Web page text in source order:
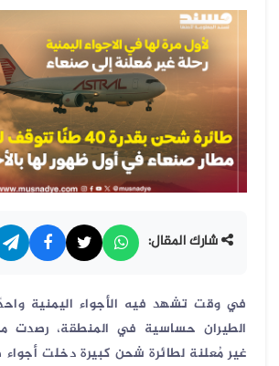
شارك المقال:
في وقت تشهد فيه الأجواء اليمنية
الطيران حساسية في المنطقة، رصدت
غير مُعلنة لطائرة شحن كبيرة دخلت أجواء